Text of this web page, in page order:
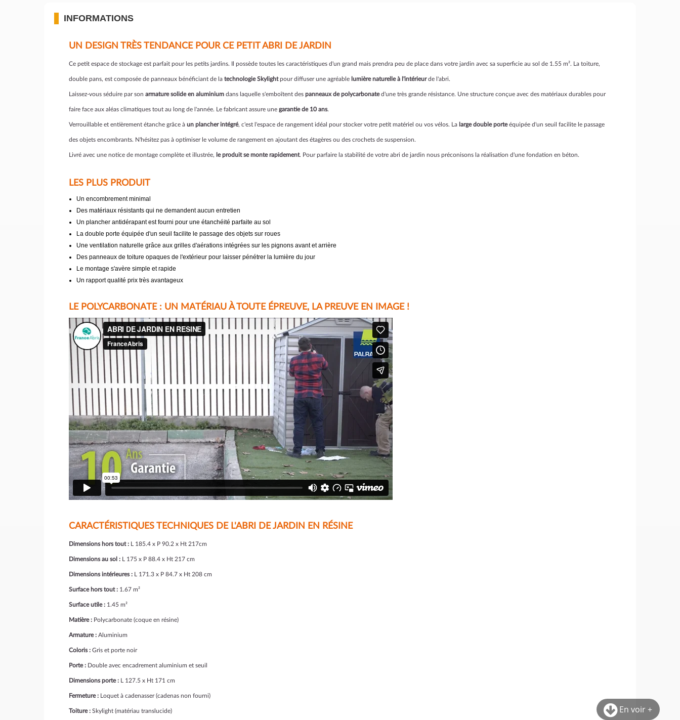
En voir +
INFORMATIONS
UN DESIGN TRÈS TENDANCE POUR CE PETIT ABRI DE JARDIN
Ce petit espace de stockage est parfait pour les petits jardins. Il possède toutes les caractéristiques d'un grand mais prendra peu de place dans votre jardin avec sa superficie au sol de 1.55 m². La toiture,
double pans, est composée de panneaux bénéficiant de la technologie Skylightpour diffuser une agréable lumière naturelle à l'intérieurde l'abri.
Laissez-vous séduire par son armature solide en aluminium dans laquelle s'emboîtent des panneaux de polycarbonated'une très grande résistance. Une structure conçue avec des matériaux durables pour
faire face aux aléas climatiques tout au long de l'année. Le fabricant assure une garantie de 10 ans.
Verrouillable et entièrement étanche grâce à un plancher intégré, c'est l'espace de rangement idéal pour stocker votre petit matériel ou vos vélos. La large double porteéquipée d'un seuil facilite le passage
des objets encombrants. N'hésitez pas à optimiser le volume de rangement en ajoutant des étagères ou des crochets de suspension.
Livré avec une notice de montage complète et illustrée, le produit se monte rapidement. Pour parfaire la stabilité de votre abri de jardin nous préconisons la réalisation d'une fondation en béton.
LES PLUS PRODUIT
Un encombrement minimal
Des matériaux résistants qui ne demandent aucun entretien
Un plancher antidérapant est fourni pour une étanchéité parfaite au sol
La double porte équipée d'un seuil facilite le passage des objets sur roues
Une ventilation naturelle grâce aux grilles d'aérations intégrées sur les pignons avant et arrière
Des panneaux de toiture opaques de l'extérieur pour laisser pénétrer la lumière du jour
Le montage s'avère simple et rapide
Un rapport qualité prix très avantageux
LE POLYCARBONATE : UN MATÉRIAU À TOUTE ÉPREUVE, LA PREUVE EN IMAGE !
CARACTÉRISTIQUES TECHNIQUES DE L'ABRI DE JARDIN EN RÉSINE
Dimensions hors tout : L 185.4 x P 90.2 x Ht 217cm
Dimensions au sol : L 175 x P 88.4 x Ht 217 cm
Dimensions intérieures : L 171.3 x P 84.7 x Ht 208 cm
Surface hors tout : 1.67 m²
Surface utile : 1.45 m²
Matière : Polycarbonate (coque en résine)
Armature : Aluminium
Coloris : Gris et porte noir
Porte : Double avec encadrement aluminium et seuil
Dimensions porte : L 127.5 x Ht 171 cm
Fermeture : Loquet à cadenasser (cadenas non fourni)
Toiture : Skylight (matériau translucide)